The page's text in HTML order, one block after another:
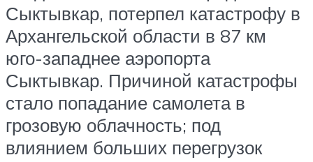
Сыктывкар, потерпел катастрофу в
Архангельской области в 87 км
юго-западнее аэропорта
Сыктывкар. Причиной катастрофы
стало попадание самолета в
грозовую облачность; под
влиянием больших перегрузок